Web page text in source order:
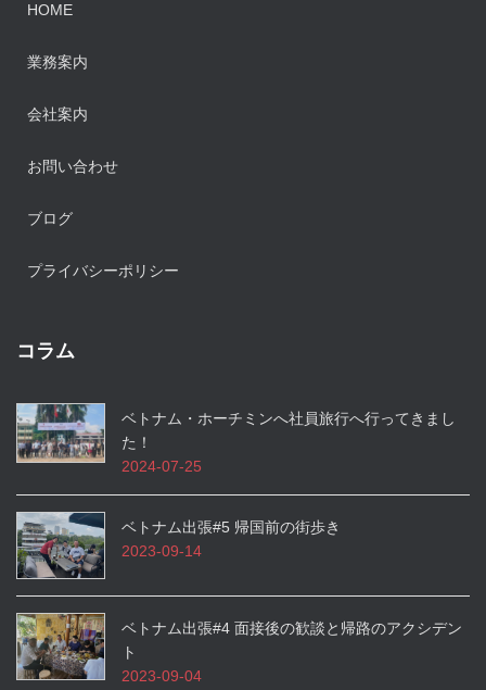
HOME
業務案内
会社案内
お問い合わせ
ブログ
プライバシーポリシー
コラム
ベトナム・ホーチミンへ社員旅行へ行ってきまし
た！
2024-07-25
ベトナム出張#5 帰国前の街歩き
2023-09-14
ベトナム出張#4 面接後の歓談と帰路のアクシデン
ト
2023-09-04